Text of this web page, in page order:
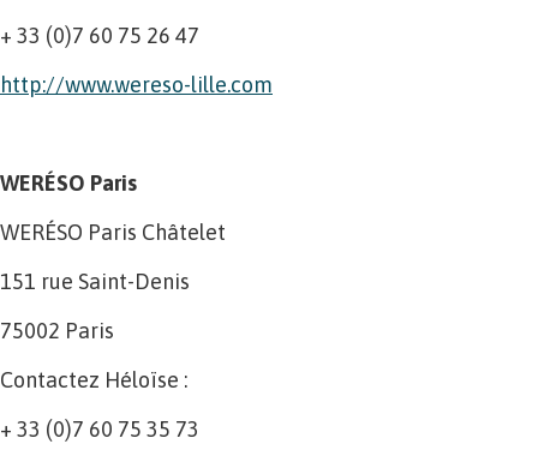
+ 33 (0)7 60 75 26 47
http://www.wereso-lille.com
WERÉSO Paris
WERÉSO Paris Châtelet
151 rue Saint-Denis
75002 Paris
Contactez Héloïse :
+ 33 (0)7 60 75 35 73